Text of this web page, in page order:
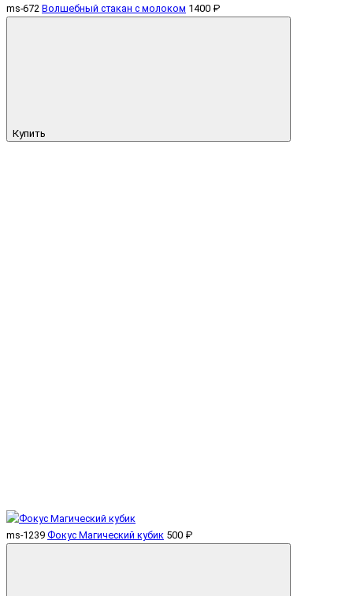
ms-672 Волшебный стакан с молоком 1400 ₽
Купить
ms-1239 Фокус Магический кубик 500 ₽